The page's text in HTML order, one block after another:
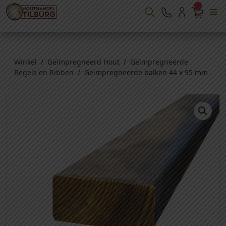
Winkel / Geïmpregneerd Hout / Geïmpregneerde
Regels en Ribben / Geïmpregneerde balken 44 x 95 mm